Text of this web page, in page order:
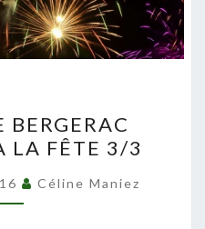
VINS
DE
BERGERAC
S’INVITENT
BERGERAC
LA FÊTE 3/3
Céline Maniez